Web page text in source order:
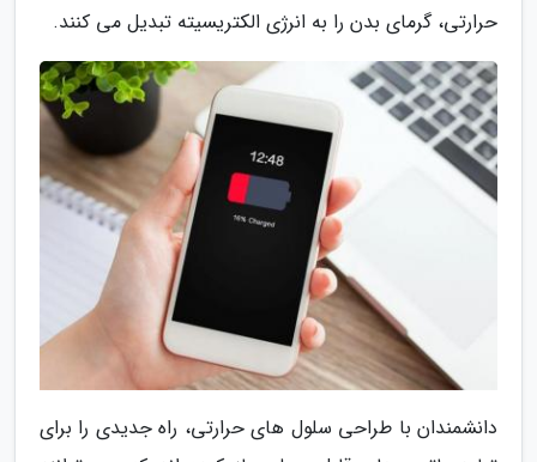
حرارتی، گرمای بدن را به انرژی الکتریسیته تبدیل می کنند.
دانشمندان با طراحی سلول های حرارتی، راه جدیدی را برای